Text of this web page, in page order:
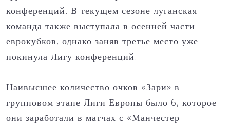
конференций. В текущем сезоне луганская
команда также выступала в осенней части
еврокубков, однако заняв третье место уже
покинула Лигу конференций.
Наивысшее количество очков «Зари» в
групповом этапе Лиги Европы было 6, которое
они заработали в матчах с «Манчестер